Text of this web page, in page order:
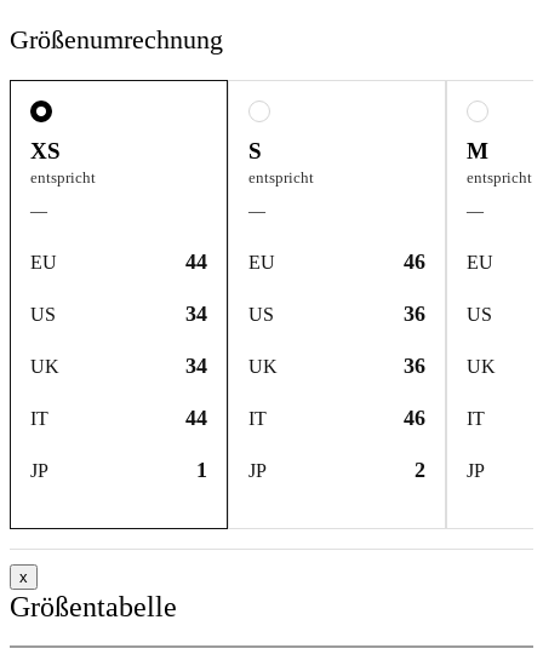
Größenumrechnung
XS
entspricht
—
EU 44
US 34
UK 34
IT 44
JP 1
S
entspricht
—
EU 46
US 36
UK 36
IT 46
JP 2
M
entspricht
—
EU
US
UK
IT
JP
x
Größentabelle